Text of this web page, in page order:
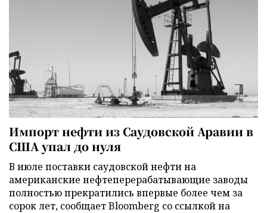
Импорт нефти из Саудовской Аравии в
США упал до нуля
В июле поставки саудовской нефти на
американские нефтеперерабатывающие заводы
полностью прекратились впервые более чем за
сорок лет, сообщает Bloomberg со ссылкой на